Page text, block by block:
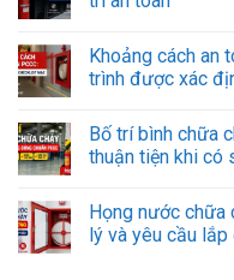
Khoảng cách an
trình được xác
Bố trí bình chữa
thuận tiện khi có
Họng nước chữa
lý và yêu cầu